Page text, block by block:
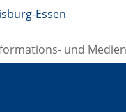
Essen
und